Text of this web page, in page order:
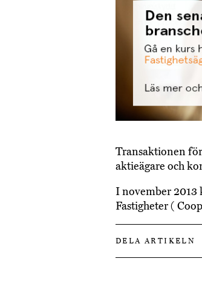
Transaktionen
aktieägare och
I november 2013
Fastigheter (
DELA ARTIKELN